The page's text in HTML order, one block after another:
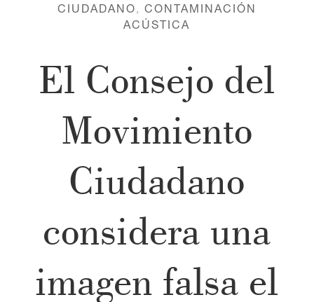
CIUDADANO, CONTAMINACIÓN
ACÚSTICA
El Consejo del
Movimiento
Ciudadano
considera una
imagen falsa el